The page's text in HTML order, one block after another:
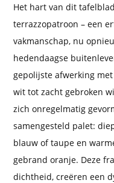
Het hart van dit
terrazzopatroon – een
vakmanschap, nu
hedendaagse
gepolijste afwerking
wit tot zacht gebroken
zich onregelmatig
samengesteld palet:
blauw of taupe en
gebrand oranje. Deze
dichtheid, creëren een